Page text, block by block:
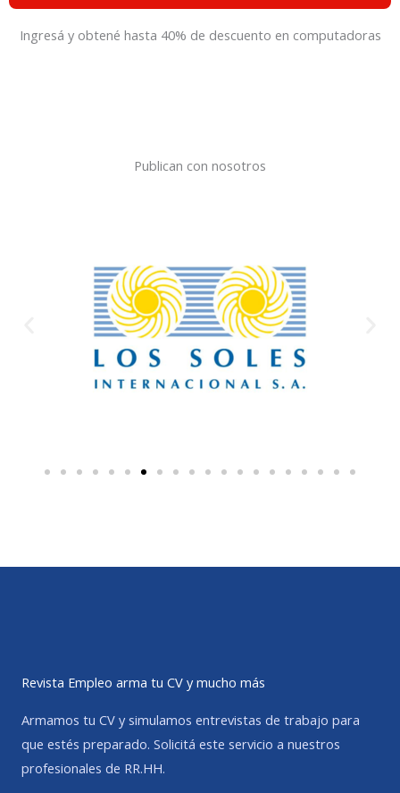
Ingresá y obtené hasta 40% de descuento en computadoras
Publican con nosotros
Revista Empleo arma tu CV y mucho más
Armamos tu CV y simulamos entrevistas de trabajo para
que estés preparado. Solicitá este servicio a nuestros
profesionales de RR.HH.